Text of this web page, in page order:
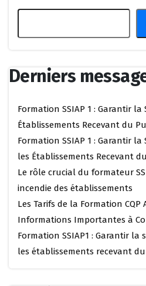
Derniers
Formation SSIAP 1 : Garantir
Établissements Recevant du
Formation SSIAP 1 : Garantir
les Établissements Recevant
Le rôle crucial du formateur
incendie des établissements
Les Tarifs de la Formation CQP
Informations Importantes à
Formation SSIAP1 : Garantir la
les établissements recevant